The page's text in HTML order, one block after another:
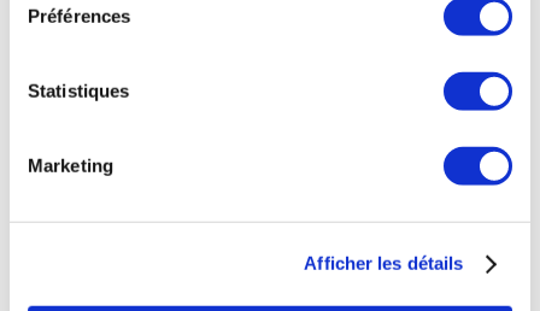
Préférences
Statistiques
Marketing
Afficher les détails